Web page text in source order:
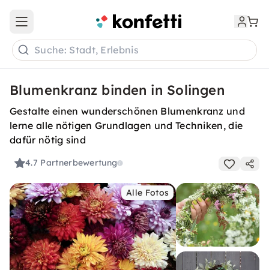
Open main menu
Suche: Stadt, Erlebnis
Blumenkranz binden in Solingen
Gestalte einen wunderschönen Blumenkranz und
lerne alle nötigen Grundlagen und Techniken, die
dafür nötig sind
4.7 Partnerbewertung
Alle Fotos